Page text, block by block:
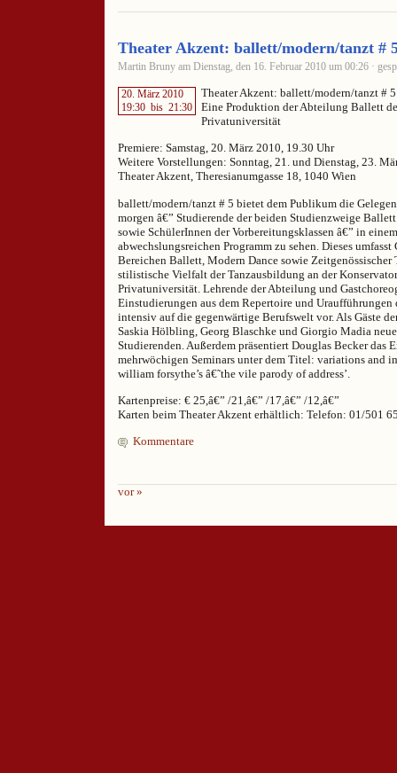
Theater Akzent: ballett/modern/tanzt #
Martin Bruny am Dienstag, den 16. Februar 2010 um 00:26 ·
20. März 2010
19:30 bis 21:30
Theater Akzent: ballett/modern/tanzt # 5
Eine Produktion der Abteilung Ballett
Privatuniversität
Premiere: Samstag, 20. März 2010, 19.30 Uhr
Weitere Vorstellungen: Sonntag, 21. und Dienstag, 23.
Theater Akzent, Theresianumgasse 18, 1040 Wien
ballett/modern/tanzt # 5 bietet dem Publikum die
morgen â€” Studierende der beiden Studienzweige
sowie SchülerInnen der Vorbereitungsklassen â€” in
abwechslungsreichen Programm zu sehen. Dieses
Bereichen Ballett, Modern Dance sowie Zeitgenössischer
stilistische Vielfalt der Tanzausbildung an der
Privatuniversität. Lehrende der Abteilung und
Einstudierungen aus dem Repertoire und
intensiv auf die gegenwärtige Berufswelt vor. Als Gäste
Saskia Hölbling, Georg Blaschke und Giorgio Madia
Studierenden. Außerdem präsentiert Douglas Becker das
mehrwöchigen Seminars unter dem Titel: variations and
william forsythe’s â€˜the vile parody of address’.
Kartenpreise: € 25,â€” /21,â€” /17,â€” /12,â€”
Karten beim Theater Akzent erhältlich: Telefon: 01/501
Kommentare
vor »